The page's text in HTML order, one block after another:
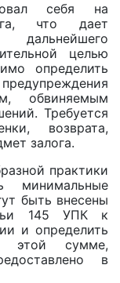
себя на
что дает
целью
определить
обвиняемым
Требуется
возврата,
залога.
практики
минимальные
быть внесены
145 УПК к
и определить
этой сумме,
в